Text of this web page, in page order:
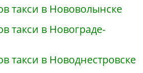
такси в Нововолынске
такси в Новограде-
такси в Новоднестровске